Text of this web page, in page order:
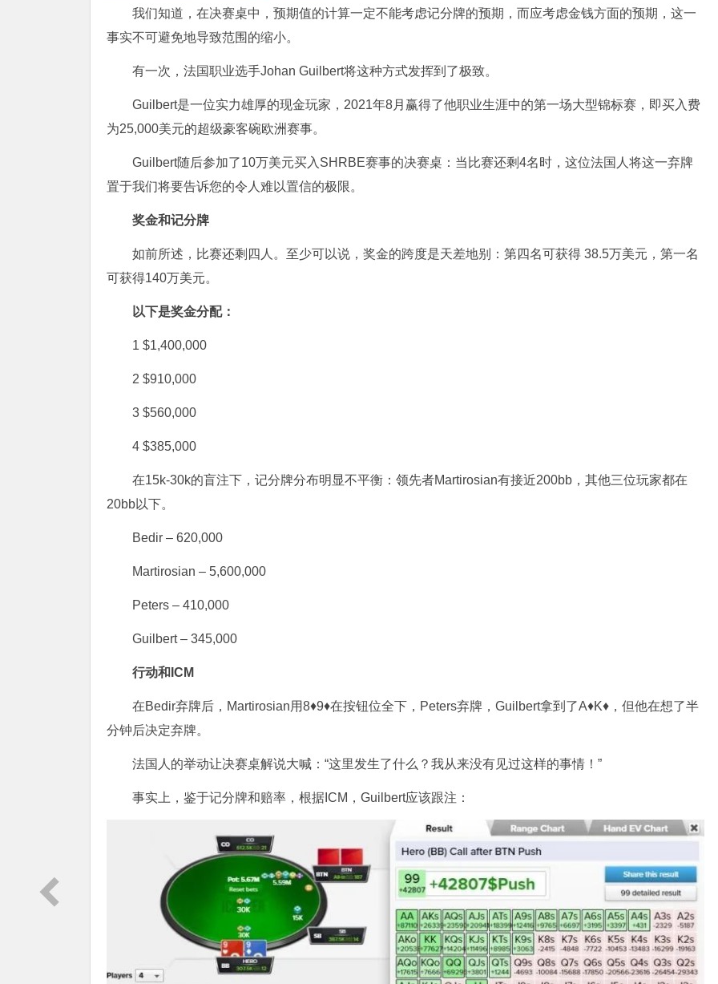
我们知道，在决赛桌中，预期值的计算一定不能考虑记分牌的预期，而应考虑金钱方面的预期，这一
事实不可避免地导致范围的缩小。
有一次，法国职业选手Johan Guilbert将这种方式发挥到了极致。
Guilbert是一位实力雄厚的现金玩家，2021年8月赢得了他职业生涯中的第一场大型锦标赛，即买入费
为25,000美元的超级豪客碗欧洲赛事。
Guilbert随后参加了10万美元买入SHRBE赛事的决赛桌：当比赛还剩4名时，这位法国人将这一弃牌
置于我们将要告诉您的令人难以置信的极限。
奖金和记分牌
如前所述，比赛还剩四人。至少可以说，奖金的跨度是天差地别：第四名可获得 38.5万美元，第一名
可获得140万美元。
以下是奖金分配：
1 $1,400,000
2 $910,000
3 $560,000
4 $385,000
在15k-30k的盲注下，记分牌分布明显不平衡：领先者Martirosian有接近200bb，其他三位玩家都在
20bb以下。
Bedir – 620,000
Martirosian – 5,600,000
Peters – 410,000
Guilbert – 345,000
行动和ICM
在Bedir弃牌后，Martirosian用8♦9♦在按钮位全下，Peters弃牌，Guilbert拿到了A♦K♦，但他在想了半
分钟后决定弃牌。
法国人的举动让决赛桌解说大喊：“这里发生了什么？我从来没有见过这样的事情！”
事实上，鉴于记分牌和赔率，根据ICM，Guilbert应该跟注：